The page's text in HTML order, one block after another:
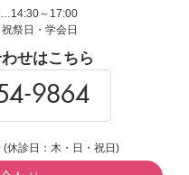
～17:00
祭日・学会日
せはこちら
9864
休診日：木・日・祝日)